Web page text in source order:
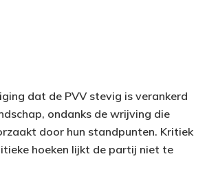
dat de PVV stevig is verankerd
ondanks de wrijving die
door hun standpunten. Kritiek
hoeken lijkt de partij niet te